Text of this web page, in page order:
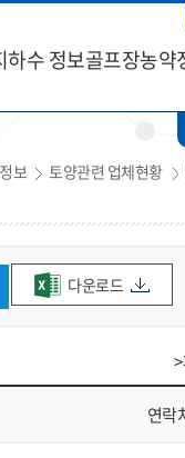
하수 정보골프장농약
보 토양관련 업체현황
다운로드
연락